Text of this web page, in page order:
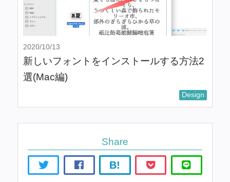
2020/10/13
新しいフォントをインストールする方法2
選(Mac編)
Design
Share
B!